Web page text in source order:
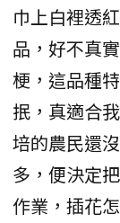
巾上白裡透
品，好不真
梗，這品種
抿，真適合
培的農民還
多，便決定
作業，插花